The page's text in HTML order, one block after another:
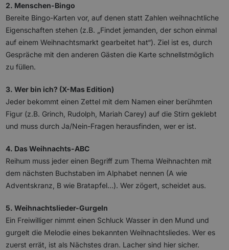
2. Menschen-Bingo
Bereite Bingo-Karten vor, auf denen statt Zahlen weihnachtliche
Eigenschaften stehen (z.B. „Findet jemanden, der schon einmal
auf einem Weihnachtsmarkt gearbeitet hat“). Ziel ist es, durch
Gespräche mit den anderen Gästen die Karte schnellstmöglich
zu füllen.
3. Wer bin ich? (X-Mas Edition)
Jeder bekommt einen Zettel mit dem Namen einer berühmten
Figur (z.B. Grinch, Rudolph, Mariah Carey) auf die Stirn geklebt
und muss durch Ja/Nein-Fragen herausfinden, wer er ist.
4. Das Weihnachts-ABC
Reihum muss jeder einen Begriff zum Thema Weihnachten mit
dem nächsten Buchstaben im Alphabet nennen (A wie
Adventskranz, B wie Bratapfel…). Wer zögert, scheidet aus.
5. Weihnachtslieder-Gurgeln
Ein Freiwilliger nimmt einen Schluck Wasser in den Mund und
gurgelt die Melodie eines bekannten Weihnachtsliedes. Wer es
zuerst errät, ist als Nächstes dran. Lacher sind hier sicher.